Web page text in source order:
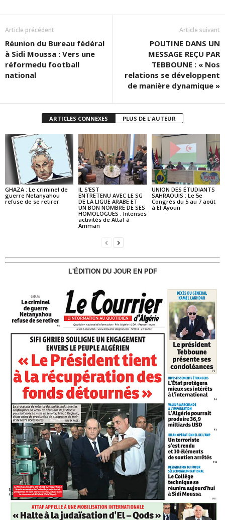
Article précédent
Réunion du Bureau fédéral
à Sidi Moussa : Vers une
réformedu football
national
Article suivant
POUTINE DANS UN
MESSAGE REÇU PAR
TEBBOUNE : « Nos
relations se développent
de manière dynamique »
ARTICLES CONNEXES PLUS DE L'AUTEUR
GHAZA : Le criminel de
guerre Netanyahou
refuse de se retirer
IL S’EST
ENTRETENU AVEC LE SG
DE LA LIGUE ARABE ET
UN BON NOMBRE DE SES
HOMOLOGUES : Intenses
activités de Attaf à
Amman
UNION DES ÉTUDIANTS
SAHRAOUIS : Le 5e
Congrès du 5 au 7 août
à El-Ayoun
L'ÉDITION DU JOUR EN PDF